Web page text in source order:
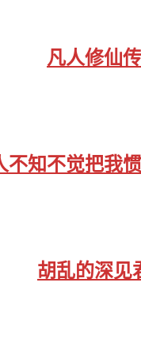
凡人修仙传
不知不觉把我
胡乱的深见